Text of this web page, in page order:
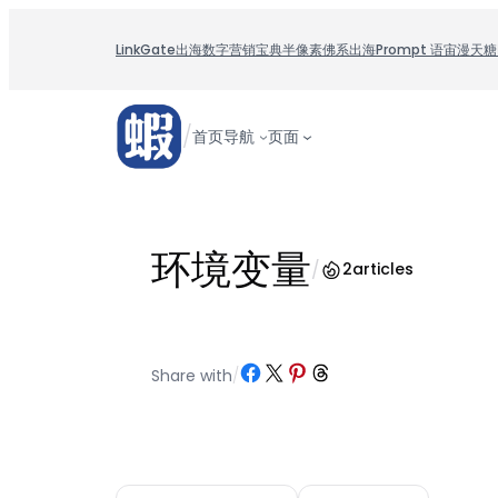
LinkGate出海数字营销宝典半像素佛系出海Prompt 语宙漫天糖
/首页导航 页面
环境变量/ 2articles
Share with/Share on Facebook
Share on X Share on Pinterest
Share on Threads